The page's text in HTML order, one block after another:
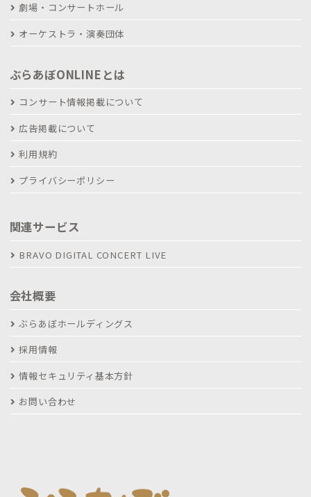
劇場・コンサートホール
オーケストラ・演奏団体
ぶらあぼONLINEとは
コンサート情報掲載について
広告掲載について
利用規約
プライバシーポリシー
関連サービス
BRAVO DIGITAL CONCERT LIVE
会社概要
ぶらあぼホールディングス
採用情報
情報セキュリティ基本方針
お問い合わせ